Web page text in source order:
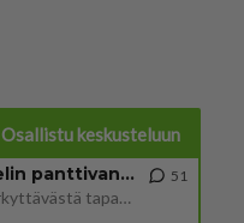
Osallistu keskusteluun
Muistatko Mikkelin panttivankidraaman?
Uusi draamasarja järkyttävästä tapauksesta on tulossa. Tositapahtumiin perustuva sarja ammentaa vuoden 1986 Mikkelin pan
51